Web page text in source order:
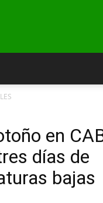
INFO24
NEGRO
en
días de
bajas